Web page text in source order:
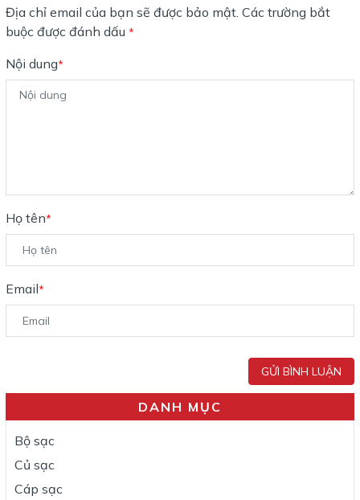
Địa chỉ email của bạn sẽ được bảo mật. Các trường bắt
buộc được đánh dấu *
Nội dung*
Họ tên*
Email*
GỬI BÌNH LUẬN
DANH MỤC
Bộ sạc
Củ sạc
Cáp sạc